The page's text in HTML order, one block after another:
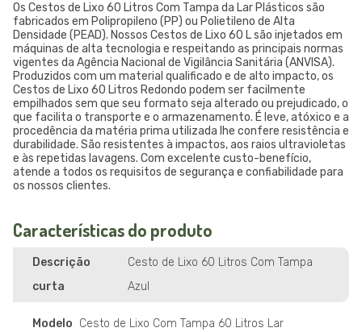
Os Cestos de Lixo 60 Litros Com Tampa da Lar Plásticos são
fabricados em Polipropileno (PP) ou Polietileno de Alta
Densidade (PEAD). Nossos Cestos de Lixo 60 L são injetados em
máquinas de alta tecnologia e respeitando as principais normas
vigentes da Agência Nacional de Vigilância Sanitária (ANVISA).
Produzidos com um material qualificado e de alto impacto, os
Cestos de Lixo 60 Litros Redondo podem ser facilmente
empilhados sem que seu formato seja alterado ou prejudicado, o
que facilita o transporte e o armazenamento. É leve, atóxico e a
procedência da matéria prima utilizada lhe confere resistência e
durabilidade. São resistentes à impactos, aos raios ultravioletas
e às repetidas lavagens. Com excelente custo-benefício,
atende a todos os requisitos de segurança e confiabilidade para
os nossos clientes.
Características do produto
Descrição
curta
Cesto de Lixo 60 Litros Com Tampa
Azul
Modelo Cesto de Lixo Com Tampa 60 Litros Lar